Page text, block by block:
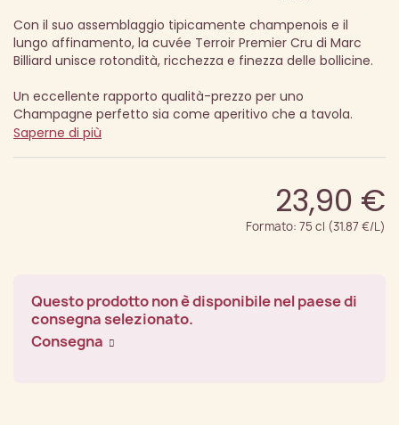
Con il suo assemblaggio tipicamente champenois e il
lungo affinamento, la cuvée Terroir Premier Cru di Marc
Billiard unisce rotondità, ricchezza e finezza delle bollicine.
Un eccellente rapporto qualità-prezzo per uno
Champagne perfetto sia come aperitivo che a tavola.
Saperne di più
23,90 €
Formato: 75 cl (31.87 €/L)
Questo prodotto non è disponibile nel paese di
consegna selezionato.
Consegna